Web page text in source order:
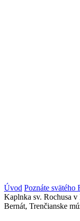
Úvod Poznáte svätého
Kaplnka sv. Rochusa
Bernát, Trenčianske